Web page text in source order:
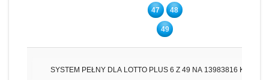
47 48
49
SYSTEM PEŁNY DLA LOTTO PLUS 6 Z 49 NA 13983816